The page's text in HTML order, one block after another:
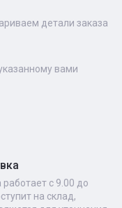
детали заказа
вами
с 9.00 до
на склад,